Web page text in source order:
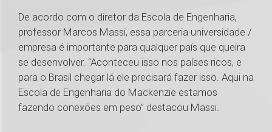
De acordo com o diretor da Escola de Engenharia,
professor Marcos Massi, essa parceria universidade /
empresa é importante para qualquer país que queira
se desenvolver. “Aconteceu isso nos países ricos, e
para o Brasil chegar lá ele precisará fazer isso. Aqui na
Escola de Engenharia do Mackenzie estamos
fazendo conexões em peso” destacou Massi.